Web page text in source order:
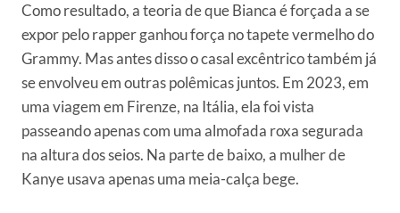
Como resultado, a teoria de que Bianca é forçada a se
expor pelo rapper ganhou força no tapete vermelho do
Grammy. Mas antes disso o casal excêntrico também já
se envolveu em outras polêmicas juntos. Em 2023, em
uma viagem em Firenze, na Itália, ela foi vista
passeando apenas com uma almofada roxa segurada
na altura dos seios. Na parte de baixo, a mulher de
Kanye usava apenas uma meia-calça bege.